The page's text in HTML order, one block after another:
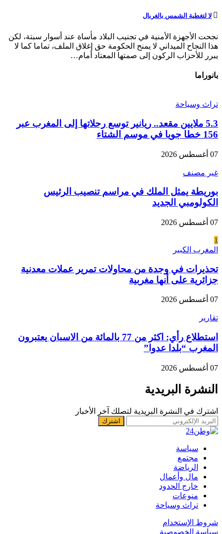
لا لتغطية الشمس بالغربال
نجحت الأجهزة الأمنية في تجنيب البلاد مأساة عند أسوار سبتة، لكن
هذا النجاح الميداني لا يمنح الحكومة حق إغلاق الملف، تماما كما لا
يبرر للأحزاب الركون إلى صمتها المعتاد أمام…
بانوراما
تراث وسياحة
5.3 ملايين مقعد.. ريانير توسع رحلاتها إلى المغرب عبر
156 خطا جويا في موسم الشتاء
07 أغسطس 2026
غير مصنف
بوريطة يمثل الملك في مراسم تنصيب الرئيس
الكولومبي الجديد
07 أغسطس 2026
1
المغرب الكبير
تحذيرات في وجدة من محاولات تمرير عملات معدنية
جزائرية على أنها مغربية
07 أغسطس 2026
تقارير
استطلاع رأي: اكثر من 77 بالمائة من الاسبان يعتبرون
المغرب “بلدا عدوا”
07 أغسطس 2026
النشرة البريدية
اشترك في النشرة البريدية لتصلك آخر الأخبار
سياسة
مجتمع
الرياضة
مال وأعمال
خارج الحدود
منوعات
تراث وسياحة
شروط الإستخدام
سياسة الخصوصية